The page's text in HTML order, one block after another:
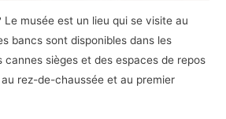
Le musée est un lieu qui se visite au
bancs sont disponibles dans les
cannes sièges et des espaces de repos
rez-de-chaussée et au premier